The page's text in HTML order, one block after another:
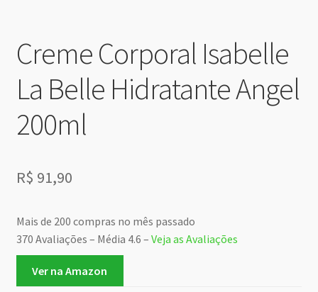
Creme Corporal Isabelle
La Belle Hidratante Angel
200ml
R$ 91,90
Mais de 200 compras no mês passado
370 Avaliações – Média 4.6 – Veja as Avaliações
Ver na Amazon